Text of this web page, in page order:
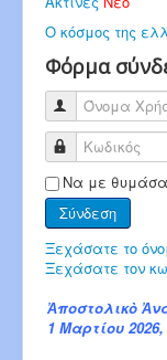
Ο κόσμος της
Φόρμα
Όνομα
Κωδικός
Να με
Σύνδεση
Ξεχάσατε το
Ξεχάσατε τον
Ἀποστολικὸ
1 Μαρτίου